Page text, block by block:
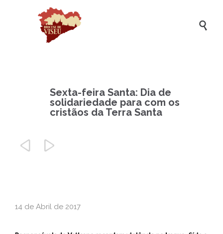

Sexta-feira Santa: Dia de
solidariedade para com os
cristãos da Terra Santa
 
14 de Abril de 2017